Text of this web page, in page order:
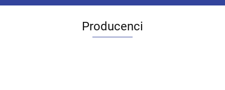
Producenci